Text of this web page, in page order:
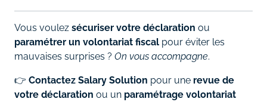
Vous voulez sécuriser votre déclaration ou
paramétrer un volontariat fiscal pour éviter les
mauvaises surprises ? On vous accompagne.
👉 Contactez Salary Solution pour une revue de
votre déclaration ou un paramétrage volontariat